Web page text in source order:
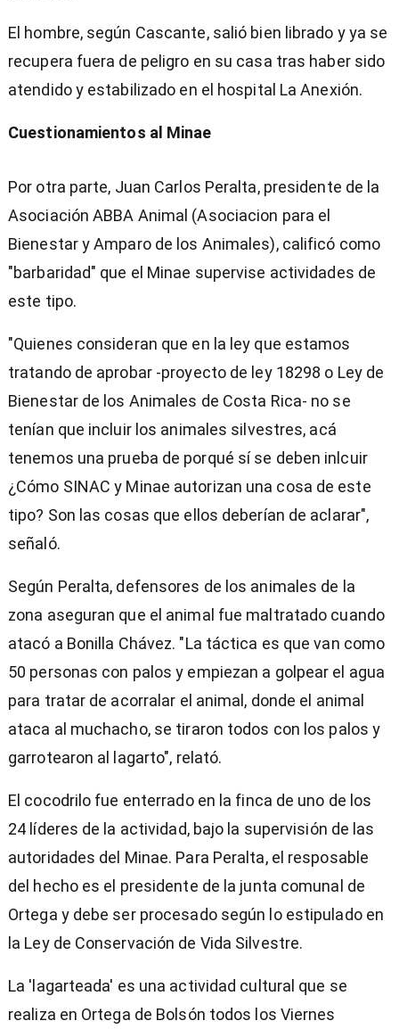
El hombre, según Cascante, salió bien librado y ya se
recupera fuera de peligro en su casa tras haber sido
atendido y estabilizado en el hospital La Anexión.
Cuestionamientos al Minae
Por otra parte, Juan Carlos Peralta, presidente de la
Asociación ABBA Animal (Asociacion para el
Bienestar y Amparo de los Animales), calificó como
"barbaridad" que el Minae supervise actividades de
este tipo.
"Quienes consideran que en la ley que estamos
tratando de aprobar -proyecto de ley 18298 o Ley de
Bienestar de los Animales de Costa Rica- no se
tenían que incluir los animales silvestres, acá
tenemos una prueba de porqué sí se deben inlcuir
¿Cómo SINAC y Minae autorizan una cosa de este
tipo? Son las cosas que ellos deberían de aclarar",
señaló.
Según Peralta, defensores de los animales de la
zona aseguran que el animal fue maltratado cuando
atacó a Bonilla Chávez. "La táctica es que van como
50 personas con palos y empiezan a golpear el agua
para tratar de acorralar el animal, donde el animal
ataca al muchacho, se tiraron todos con los palos y
garrotearon al lagarto", relató.
El cocodrilo fue enterrado en la finca de uno de los
24 líderes de la actividad, bajo la supervisión de las
autoridades del Minae. Para Peralta, el resposable
del hecho es el presidente de la junta comunal de
Ortega y debe ser procesado según lo estipulado en
la Ley de Conservación de Vida Silvestre.
La 'lagarteada' es una actividad cultural que se
realiza en Ortega de Bolsón todos los Viernes